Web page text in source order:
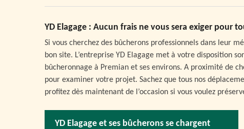
YD Elagage : Aucun frais ne vous sera exiger pour
Si vous cherchez des bûcherons professionnels dans leur
bon site. L’entreprise YD Elagage met à votre disposition
bûcheronnage à Premian et ses environs. A proximité de
pour examiner votre projet. Sachez que tous nos
profitez dès maintenant de l’occasion si vous voulez
YD Elagage et ses bûcherons se chargent